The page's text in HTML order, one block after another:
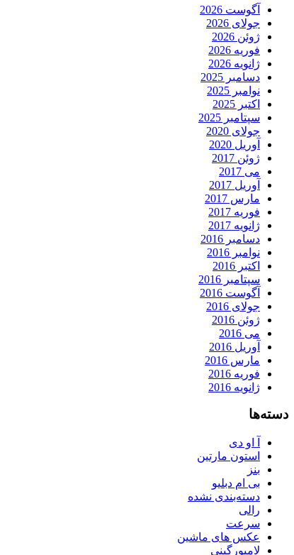
آگوست 2026
جولای 2026
ژوئن 2026
فوریه 2026
ژانویه 2026
دسامبر 2025
نوامبر 2025
اکتبر 2025
سپتامبر 2025
جولای 2020
آوریل 2020
ژوئن 2017
می 2017
آوریل 2017
مارس 2017
فوریه 2017
ژانویه 2017
دسامبر 2016
نوامبر 2016
اکتبر 2016
سپتامبر 2016
آگوست 2016
جولای 2016
ژوئن 2016
می 2016
آوریل 2016
مارس 2016
فوریه 2016
ژانویه 2016
دسته‌ها
آ او دی
استون مارتین
بنز
بی ام دبلیو
دسته‌بندی نشده
رالی
سرعت
عکس های ماشین
لامبورگینی